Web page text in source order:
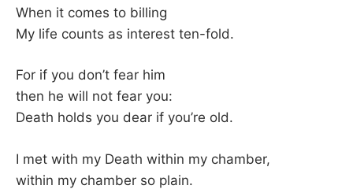
When it comes to billing
My life counts as interest ten-fold.
For if you don’t fear him
then he will not fear you:
Death holds you dear if you’re old.
I met with my Death within my chamber,
within my chamber so plain.